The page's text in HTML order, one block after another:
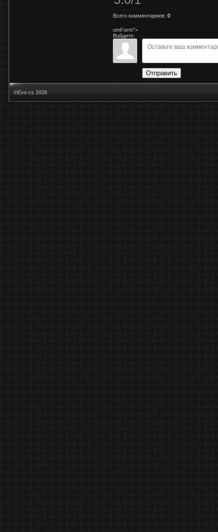
Всего комментариев: 0
omForm">
Войдите:
Отправить
©Evo cs 2026